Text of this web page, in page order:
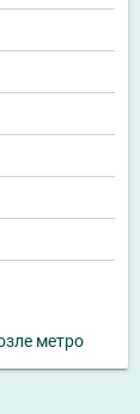
метро